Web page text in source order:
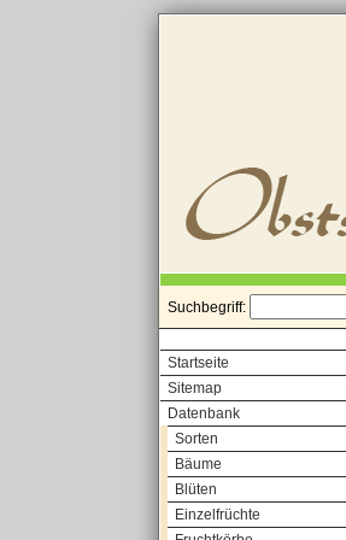
Suchbegriff:
Startseite
Sitemap
Datenbank
Sorten
Bäume
Blüten
Einzelfrüchte